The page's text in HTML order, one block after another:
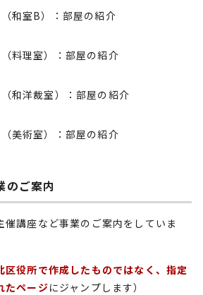
和室B）：部屋の紹介
料理室）：部屋の紹介
和洋裁室）：部屋の紹介
美術室）：部屋の紹介
のご案内
催講座など事業のご案内をしていま
区役所で作成したものではなく、指定
たページにジャンプします）